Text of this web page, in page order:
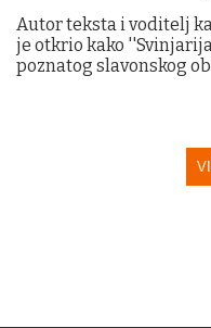
Autor teksta i voditelj
je otkrio kako
poznatog slavonskog